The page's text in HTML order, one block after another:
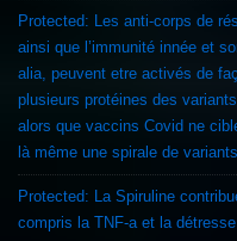
Protected: Les anti-corps de réserve, le système CD 4 et CD 8 T-cells
ainsi que l’immunité innée et
alia, peuvent etre activés de
plusieurs protéines des
alors que vaccins Covid ne
là même une spirale de variants.
Protected: La Spiruline
compris la TNF-a et la